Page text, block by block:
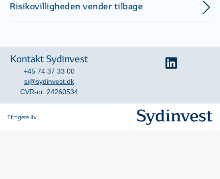
Risikovilligheden vender tilbage
Kontakt Sydinvest
+45 74 37 33 00
si@sydinvest.dk
CVR-nr. 24260534
Et rigere liv